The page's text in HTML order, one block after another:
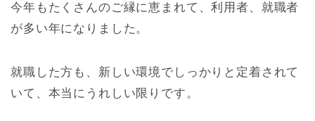
今年もたくさんのご縁に恵まれて、利用者、就職者
が多い年になりました。
就職した方も、新しい環境でしっかりと定着されて
いて、本当にうれしい限りです。